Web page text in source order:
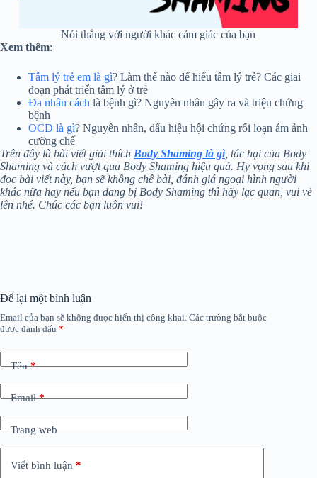
Nói thẳng với người khác cảm giác của bạn
Xem thêm:
Tâm lý trẻ em là gì? Làm thế nào để hiểu tâm lý trẻ? Các giai
đoạn phát triển tâm lý ở trẻ
Đa nhân cách là bệnh gì? Nguyên nhân gây ra và triệu chứng
bệnh
OCD là gì? Nguyên nhân, dấu hiệu hội chứng rối loạn ám ảnh
cưỡng chế
Trên đây là bài viết giải thích Body Shaming là gì , tác hại của Body
Shaming và cách vượt qua Body Shaming hiệu quả. Hy vọng sau khi
đọc bài viết này, bạn sẽ không chê bài, đánh giá ngoại hình người
khác nữa hay nếu bạn đang bị Body Shaming thì hãy lạc quan, vui vẻ
lên nhé. Chúc các bạn luôn vui!
Để lại một bình luận
Email của bạn sẽ không được hiển thị công khai. Các trường bắt buộc
được đánh dấu *
Tên*
Email*
Trang web
Viết bình luận *